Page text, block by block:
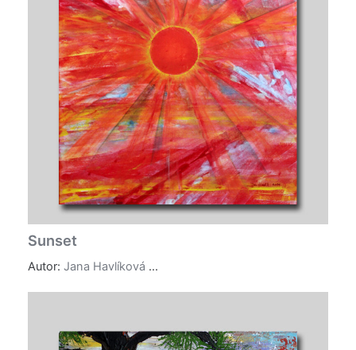
Sunset
Autor: Jana Havlíková ...